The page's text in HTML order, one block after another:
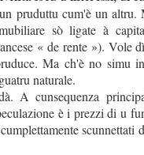
pruduttu cum'è un altru.
sò ligate à
« de rente »). Vole
Ma ch'è no simu
naturale.
A cunsequenza
è i prezzi di u
scunnettati